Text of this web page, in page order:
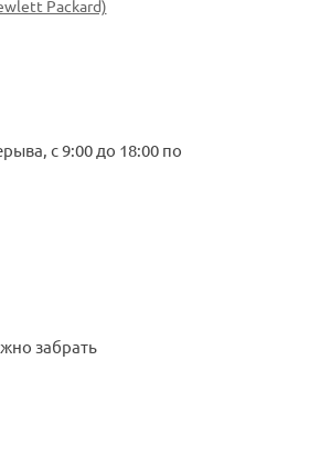
Packard)
с 9:00 до 18:00 по
забрать